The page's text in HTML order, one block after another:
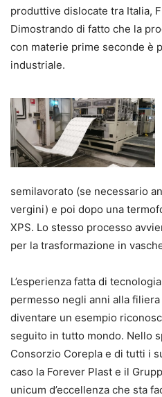
produttive dislocate tra Italia,
Dimostrando di fatto che la
con materie prime seconde è
industriale.
semilavorato (se necessario
vergini) e poi dopo una
XPS. Lo stesso processo
per la trasformazione in
L’esperienza fatta di
permesso negli anni alla
diventare un esempio
seguito in tutto mondo. Nello
Consorzio Corepla e di tutti i
caso la Forever Plast e il
unicum d’eccellenza che sta